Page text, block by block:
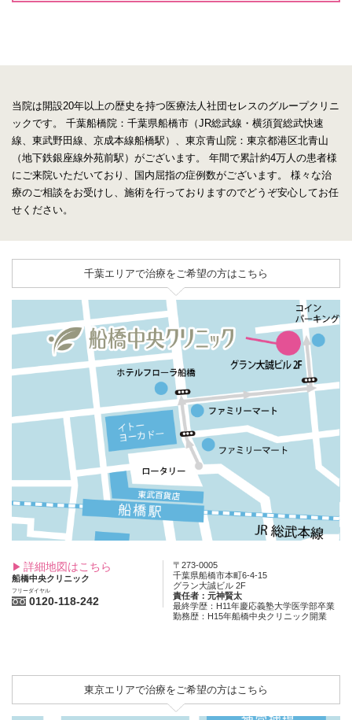
当院は開設20年以上の歴史を持つ医療法人社団セレスのグループクリニ
ックです。
千葉船橋院：千葉県船橋市（JR総武線・横須賀総武快速
線、東武野田線、京成本線船橋駅）、東京青山院：東京都港区北青山
（地下鉄銀座線外苑前駅）がございます。
年間で累計約4万人の患者様
にご来院いただいており、国内屈指の症例数がございます。
様々な治
療のご相談をお受けし、施術を行っておりますのでどうぞ安心してお任
せください。
千葉エリアで治療をご希望の方はこちら
詳細地図はこちら
船橋中央クリニック
フリーダイヤル
0120-118-242
〒273-0005
千葉県船橋市本町6-4-15
グラン大誠ビル 2F
責任者：元神賢太
最終学歴：H11年慶応義塾大学医学部卒業
勤務歴：H15年船橋中央クリニック開業
東京エリアで治療をご希望の方はこちら